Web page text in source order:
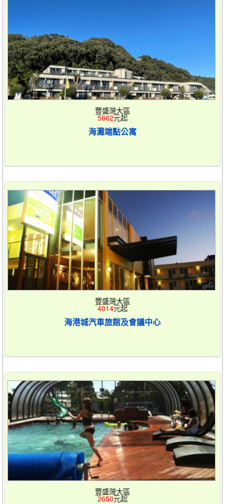
豐盛灣大區
5662元起
海灘端點公寓
豐盛灣大區
4014元起
海港城汽車旅館及會議中心
豐盛灣大區
2650元起